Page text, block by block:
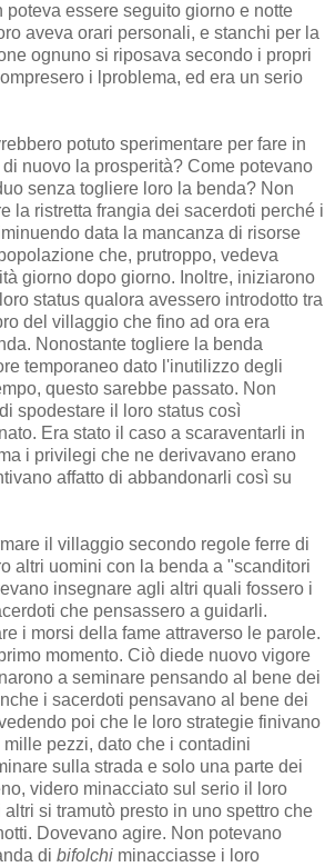
poteva essere seguito giorno e notte
aveva orari personali, e stanchi per la
ognuno si riposava secondo i propri
i lproblema, ed era un serio
potuto sperimentare per fare in
nuovo la prosperità? Come potevano
senza togliere loro la benda? Non
la ristretta frangia dei sacerdoti perché i
data la mancanza di risorse
che, prutroppo, vedeva
giorno dopo giorno. Inoltre, iniziarono
status qualora avessero introdotto tra
del villaggio che fino ad ora era
Nonostante togliere la benda
temporaneo dato l'inutilizzo degli
questo sarebbe passato. Non
spodestare il loro status così
Era stato il caso a scaraventarli in
i privilegi che ne derivavano erano
affatto di abbandonarli così su
il villaggio secondo regole ferre di
altri uomini con la benda a "scanditori
insegnare agli altri quali fossero i
che pensassero a guidarli.
i morsi della fame attraverso le parole.
momento. Ciò diede nuovo vigore
a seminare pensando al bene dei
i sacerdoti pensavano al bene dei
poi che le loro strategie finivano
pezzi, dato che i contadini
sulla strada e solo una parte dei
videro minacciato sul serio il loro
si tramutò presto in uno spettro che
Dovevano agire. Non potevano
di bifolchi minacciasse i loro